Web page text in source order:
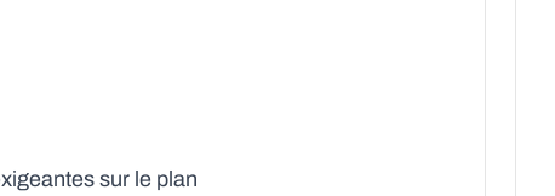
sur le plan